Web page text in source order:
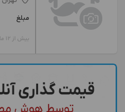
مبلغ
بیش از 12 ماه پیش